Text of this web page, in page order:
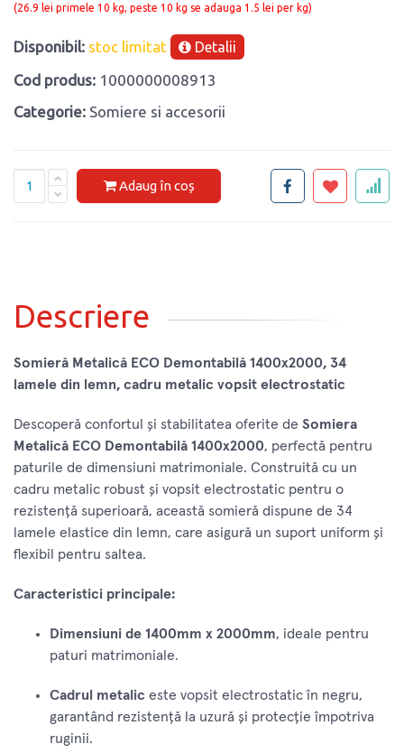
(26.9 lei primele 10 kg, peste 10 kg se adauga 1.5 lei per kg)
Disponibil: stoc limitat Detalii
Cod produs: 1000000008913
Categorie: Somiere si accesorii
Adaug în coș
Descriere
Somieră Metalică ECO Demontabilă 1400x2000, 34
lamele din lemn, cadru metalic vopsit electrostatic
Descoperă confortul și stabilitatea oferite de Somiera
Metalică ECO Demontabilă 1400x2000, perfectă pentru
paturile de dimensiuni matrimoniale. Construită cu un
cadru metalic robust și vopsit electrostatic pentru o
rezistență superioară, această somieră dispune de 34
lamele elastice din lemn, care asigură un suport uniform și
flexibil pentru saltea.
Caracteristici principale:
Dimensiuni de 1400mm x 2000mm, ideale pentru
paturi matrimoniale.
Cadrul metalic este vopsit electrostatic în negru,
garantând rezistență la uzură și protecție împotriva
ruginii.